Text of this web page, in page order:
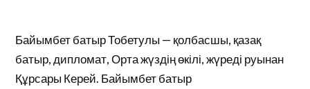
Байымбет батыр Тобетулы — қолбасшы, қазақ
батыр, дипломат, Орта жүздің өкілі, жүреді руынан
Құрсары Керей. Байымбет батыр